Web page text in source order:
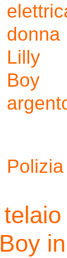
donna
Lilly
Boy